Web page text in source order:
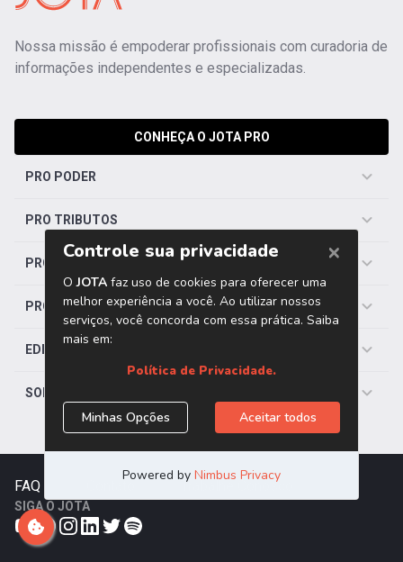
Nossa missão é empoderar profissionais com curadoria de
informações independentes e especializadas.
CONHEÇA O JOTA PRO
PRO PODER
PRO TRIBUTOS
PRO TRABALHISTA
PRO SAÚDE
EDITORIAS
SOBRE O JOTA
FAQ Trabalhe Conosco
SIGA O JOTA